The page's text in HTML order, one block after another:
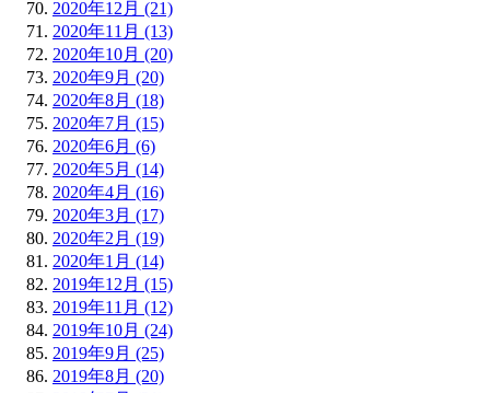
2020年12月 (21)
2020年11月 (13)
2020年10月 (20)
2020年9月 (20)
2020年8月 (18)
2020年7月 (15)
2020年6月 (6)
2020年5月 (14)
2020年4月 (16)
2020年3月 (17)
2020年2月 (19)
2020年1月 (14)
2019年12月 (15)
2019年11月 (12)
2019年10月 (24)
2019年9月 (25)
2019年8月 (20)